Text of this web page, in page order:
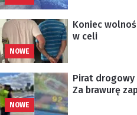
NOWE
Koniec
w celi
NOWE
Pirat drogowy
Za brawurę